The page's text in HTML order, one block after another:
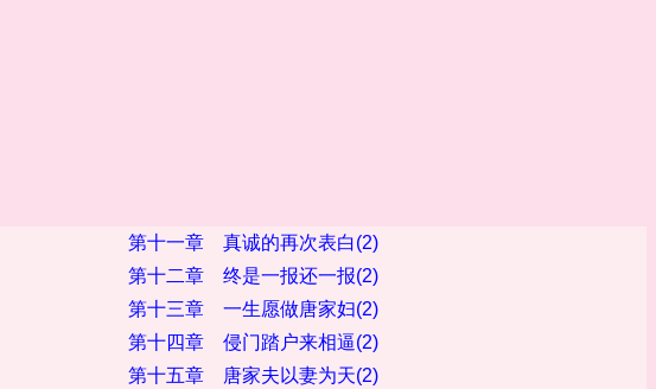
第十一章 真诚的再次表白(2)
第十二章 终是一报还一报(2)
第十三章 一生愿做唐家妇(2)
第十四章 侵门踏户来相逼(2)
第十五章 唐家夫以妻为天(2)